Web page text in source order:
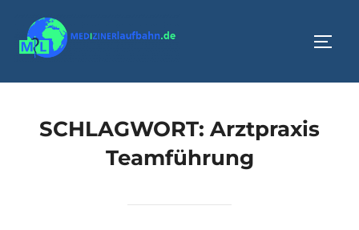
Inhalt
springen
SCHLAGWORT: Arztpraxis
Teamführung